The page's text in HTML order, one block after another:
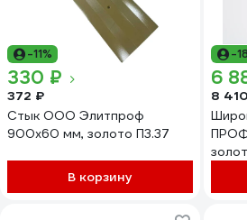
-11%
330 ₽
372 ₽
Стык ООО Элитпроф
900x60 мм, золото П3.37
В корзину
-
6
8